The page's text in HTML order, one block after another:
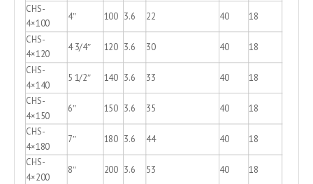
CHS-
4×100
4″ 100 3.6 22 40
18
CHS-
4×120
4 3/4″ 120 3.6 30 40
18
CHS-
4×140
5 1/2″ 140 3.6 33 40 18
CHS-
4×150
6″ 150 3.6 35 40
18
CHS-
4×180
7″ 180 3.6 44 40
18
CHS-
4×200
8″ 200 3.6 53 40 18